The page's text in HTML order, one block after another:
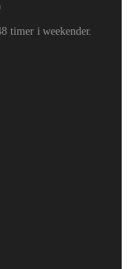
timer i weekender.